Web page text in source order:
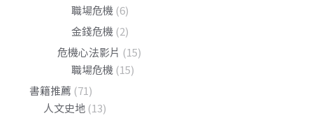
職場危機 (6)
金錢危機 (2)
危機心法影片 (15)
職場危機 (15)
書籍推薦 (71)
人文史地 (13)